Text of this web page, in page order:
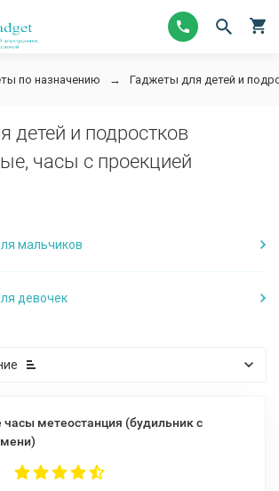
по назначению Гаджеты для детей и
детей и подростков
часы с проекцией
мальчиков
девочек
метеостанция (будильник с